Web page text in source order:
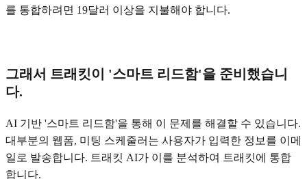
를 통합하려면 19달러 이상을 지불해야 합니다.
그래서 트래킷이 '스마트 리드함'을 준비했습니
다.
AI 기반 '스마트 리드함'을 통해 이 문제를 해결할 수 있습니다.
대부분의 웹폼, 미팅 스케줄러는 사용자가 입력한 정보를 이메
일로 발송합니다. 트래킷 AI가 이를 분석하여 트래킷에 통합
합니다.